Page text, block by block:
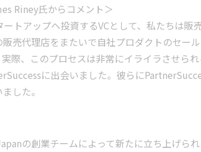
Riney氏からコメント＞
ートアップへ投資するVCとして、私たちは
売代理店をまたいで自社プロダクトのセー
際、このプロセスは非常にイライラさせら
に出会いました。彼らに
した。
の創業チームによって新たに立ち上げら